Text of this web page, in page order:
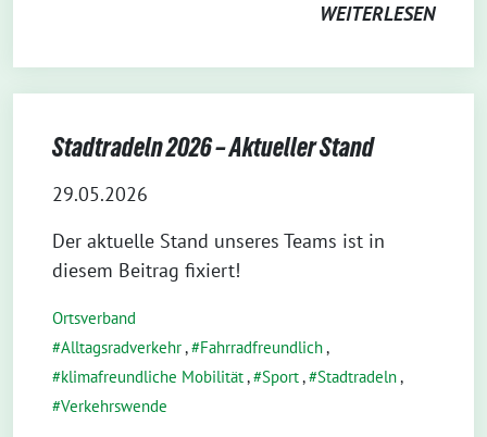
WEITERLESEN
Stadtradeln 2026 – Aktueller Stand
29.05.2026
Der aktuelle Stand unseres Teams ist in
diesem Beitrag fixiert!
Ortsverband
Alltagsradverkehr, Fahrradfreundlich,
klimafreundliche Mobilität, Sport, Stadtradeln,
Verkehrswende